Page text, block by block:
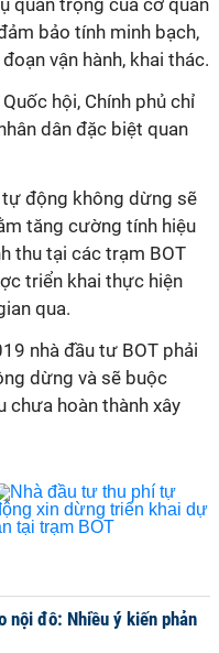
quan trọng của cơ quan
bảo tính minh bạch,
vận hành, khai thác.
hội, Chính phủ chỉ
dân đặc biệt quan
động không dừng sẽ
tăng cường tính hiệu
thu tại các trạm BOT
triển khai thực hiện
qua.
nhà đầu tư BOT phải
dừng và sẽ buộc
chưa hoàn thành xây
nội đô: Nhiều ý kiến phản